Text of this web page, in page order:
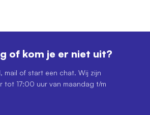
of kom je er niet uit?
mail of start een chat. Wij zijn
17:00 uur van maandag t/m